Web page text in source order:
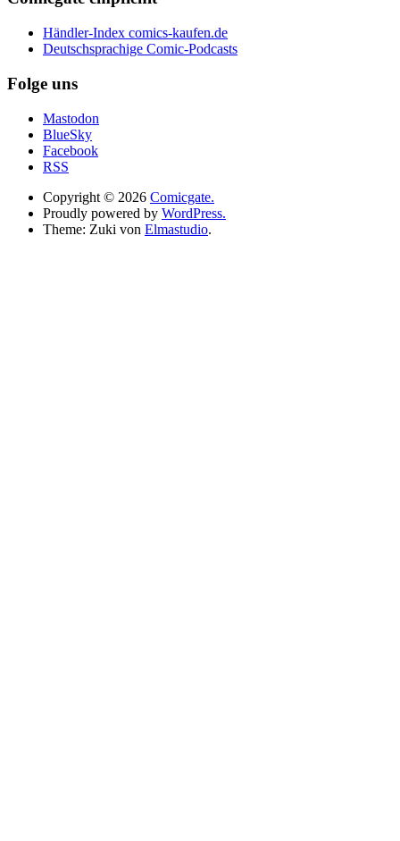
Händler-Index comics-kaufen.de
Deutschsprachige Comic-Podcasts
Folge uns
Mastodon
BlueSky
Facebook
RSS
Copyright © 2026 Comicgate.
Proudly powered by WordPress.
Theme: Zuki von Elmastudio.